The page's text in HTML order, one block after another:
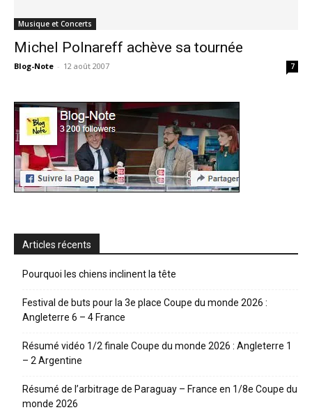
Musique et Concerts
Michel Polnareff achève sa tournée
Blog-Note - 12 août 2007 7
Articles récents
Pourquoi les chiens inclinent la tête
Festival de buts pour la 3e place Coupe du monde 2026 :
Angleterre 6 – 4 France
Résumé vidéo 1/2 finale Coupe du monde 2026 : Angleterre 1
– 2 Argentine
Résumé de l’arbitrage de Paraguay – France en 1/8e Coupe du
monde 2026